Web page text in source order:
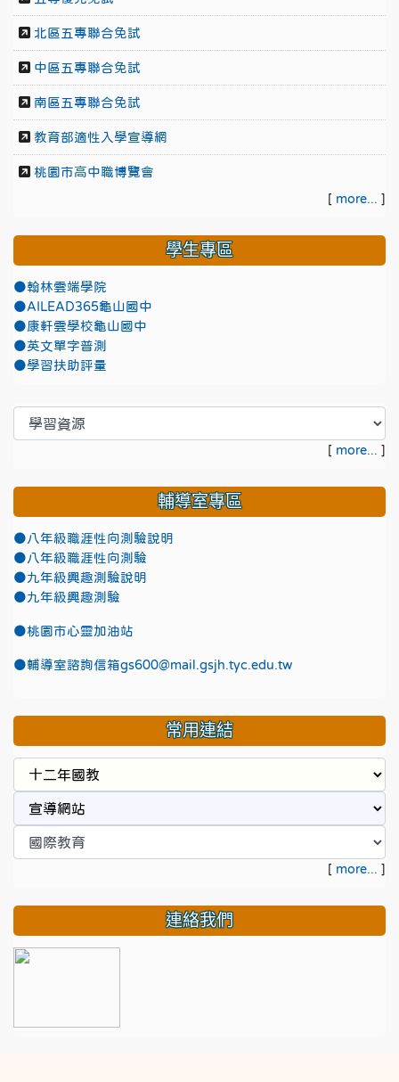
北區五專聯合免試
中區五專聯合免試
南區五專聯合免試
教育部適性入學宣導網
桃園市高中職博覽會
[ more... ]
學生專區
●翰林雲端學院
●AILEAD365龜山國中
●康軒雲學校龜山國中
●英文單字普測
●學習扶助評量
[ more... ]
輔導室專區
●八年級職涯性向測驗說明
●八年級職涯性向測驗
●九年級興趣測驗說明
●九年級興趣測驗
●桃園市心靈加油站
●輔導室諮詢信箱gs600@mail.gsjh.tyc.edu.tw
常用連結
[ more... ]
連絡我們